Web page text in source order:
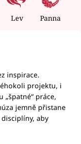
Lev Panna
inspirace.
projektu, i
„špatné“ práce,
jemně přistane
aby